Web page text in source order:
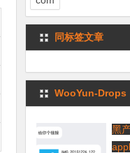
同标签文章
WooYun-Drops
黑